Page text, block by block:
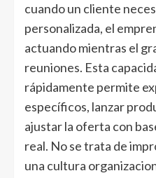
cuando un cliente
personalizada, el
actuando mientras el
reuniones. Esta
rápidamente permite
específicos, lanzar
ajustar la oferta con
real. No se trata de
una cultura